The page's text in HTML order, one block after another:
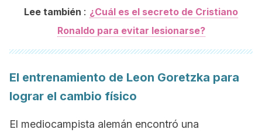
Lee también : ¿Cuál es el secreto de Cristiano
Ronaldo para evitar lesionarse?
El entrenamiento de Leon Goretzka para
lograr el cambio físico
El mediocampista alemán encontró una